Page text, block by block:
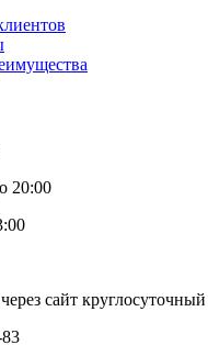
20:00
сайт круглосуточный